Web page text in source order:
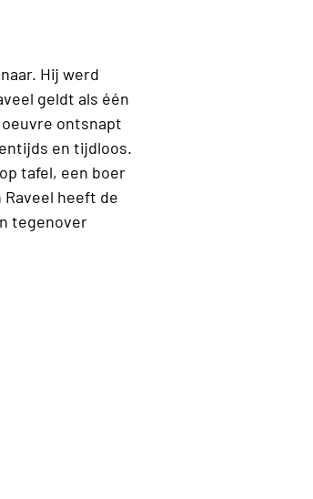
Hij werd
geldt als één
ontsnapt
en tijdloos.
tafel, een boer
heeft de
tegenover